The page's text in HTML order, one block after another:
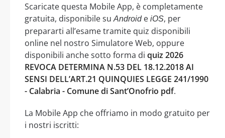
Scaricate questa Mobile App, è completamente
gratuita, disponibile suAndroide iOS, per
prepararti all’esame tramite quiz disponibili
online nel nostro Simulatore Web, oppure
disponibili anche sotto forma di quiz 2026
REVOCA DETERMINA N.53 DEL 18.12.2018 AI
SENSI DELL’ART.21 QUINQUIES LEGGE 241/1990
- Calabria - Comune di Sant’Onofrio pdf.
La Mobile App che offriamo in modo gratuito per
i nostri iscritti: